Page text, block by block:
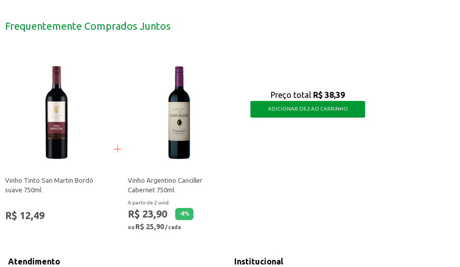
O Lava Roupa Líquido Teiú Ação Profunda oferece uma solução para a limpeza das roupas, auxiliando na manutenção das peças e facilitando os cuidados com
Frequentemente Comprados Juntos
Vinho Tinto San Martin Bordô
suave 750ml
R$ 12,49
Vinho Argentino Canciller
Cabernet 750ml
A partir de 2 unid.
R$ 23,90 -8%
ou R$ 25,90/ cada
Preço total R$ 38,39
ADICIONAR OS 2 AO CARRINHO
Atendimento Institucional